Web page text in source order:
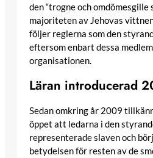
den “trogne och omdömesgille
majoriteten av Jehovas
följer reglerna som den
eftersom enbart dessa
organisationen.
Läran introducerad
Sedan omkring år 2009
öppet att ledarna i den
representerade slaven och
betydelsen för resten av de